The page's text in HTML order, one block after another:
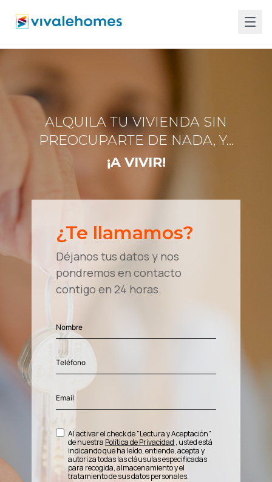
ALQUILA TU VIVIENDA SIN
PREOCUPARTE DE NADA, Y…
¡A VIVIR!
¿Te llamamos?
Déjanos tus datos y nos
pondremos en contacto
contigo en 24 horas.
Al activar el check de "Lectura y Aceptación"
de nuestra Política de Privacidad , usted está
indicando que ha leído, entiende, acepta y
autoriza todas las cláusulas especificadas
para recogida, almacenamiento y el
tratamiento de sus datos personales.